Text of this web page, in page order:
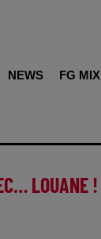
NEWS FG MIX
LOUANE !